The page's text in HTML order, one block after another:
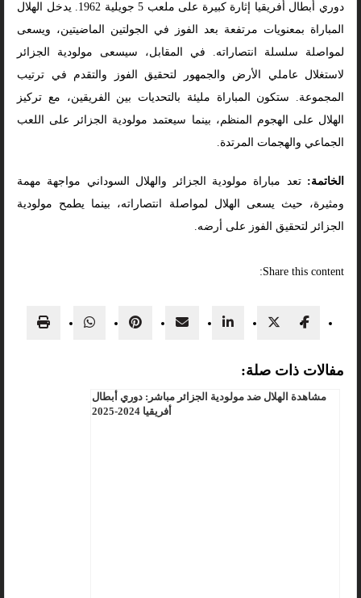
دوري أبطال أفريقيا إثارة كبيرة على ملعب 5 جويلية 1962. يدخل الهلال
المباراة بمعنويات مرتفعة بعد الفوز في الجولتين الماضيتين، ويسعى
لمواصلة سلسلة انتصاراته. في المقابل، سيسعى مولودية الجزائر
لاستغلال عاملي الأرض والجمهور لتحقيق الفوز والتقدم في ترتيب
المجموعة. ستكون المباراة مليئة بالتحديات بين الفريقين، مع تركيز
الهلال على الهجوم المنظم، بينما سيعتمد مولودية الجزائر على اللعب
الجماعي والهجمات المرتدة.
الخاتمة: تعد مباراة مولودية الجزائر والهلال السوداني مواجهة مهمة
ومثيرة، حيث يسعى الهلال لمواصلة انتصاراته، بينما يطمح مولودية
الجزائر لتحقيق الفوز على أرضه.
Share this content:
مفالات ذات صلة:
مشاهدة الهلال ضد مولودية الجزائر مباشر: دوري أبطال
أفريقيا 2024-2025